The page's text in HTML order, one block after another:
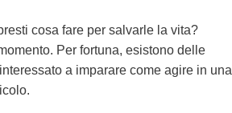
cosa fare per salvarle la vita?
Per fortuna, esistono delle
a imparare come agire in una